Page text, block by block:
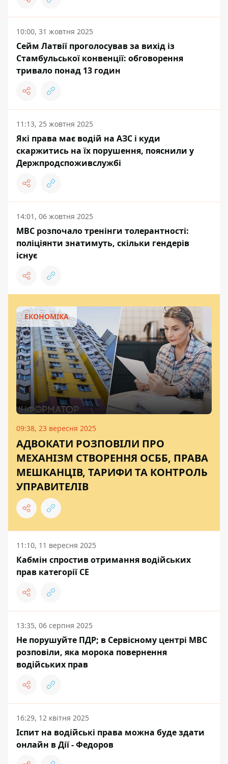
10:00, 31 жовтня 2025
Сейм Латвії проголосував за вихід із
Стамбульської конвенції: обговорення
тривало понад 13 годин
11:13, 25 жовтня 2025
Які права має водій на АЗС і куди
скаржитись на їх порушення, пояснили у
Держпродспоживслужбі
14:01, 06 жовтня 2025
МВС розпочало тренінги толерантності:
поліціянти знатимуть, скільки гендерів
існує
ЕКОНОМІКА
09:38, 23 вересня 2025
АДВОКАТИ РОЗПОВІЛИ ПРО
МЕХАНІЗМ СТВОРЕННЯ ОСББ, ПРАВА
МЕШКАНЦІВ, ТАРИФИ ТА КОНТРОЛЬ
УПРАВИТЕЛІВ
11:10, 11 вересня 2025
Кабмін спростив отримання водійських
прав категорії CE
13:35, 06 серпня 2025
Не порушуйте ПДР; в Сервісному центрі МВС
розповіли, яка морока повернення
водійських прав
16:29, 12 квітня 2025
Іспит на водійські права можна буде здати
онлайн в Дії - Федоров